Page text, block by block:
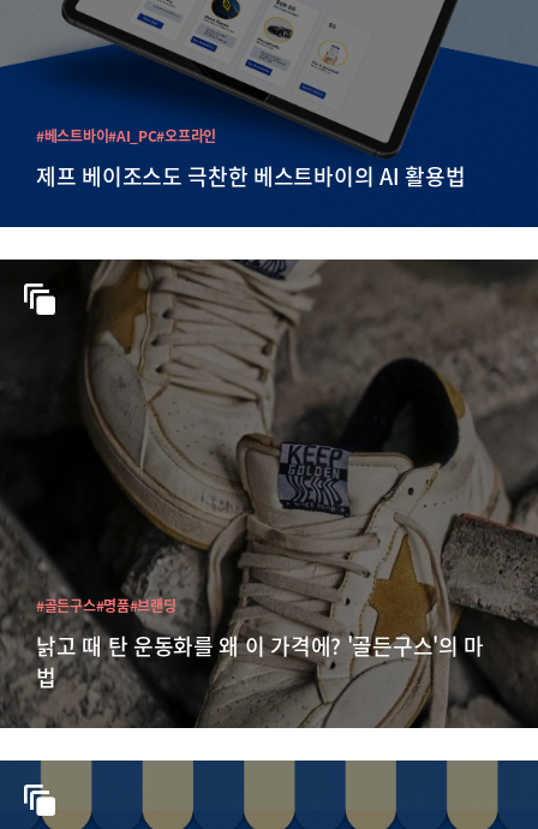
제프 베이조스도 극찬한 베스트바이의 AI 활용법
#베스트바이#AI_PC#오프라인
낡고 때 탄 운동화를 왜 이 가격에? '골든구스'의 마
법
#골든구스#명품#브랜딩